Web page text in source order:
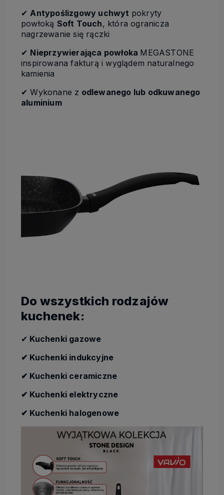
✔ Antypoślizgowy uchwyt pokryty
powłoką Soft Touch, która ogranicza
nagrzewanie się rączki
✔ Nieprzywierająca powłoka MEGASTONE
inspirowana fakturą i wyglądem naturalnego
kamienia
✔ Wykonane z odlewanego lub odkuwanego
aluminium
Do wszystkich rodzajów
kuchenek:
✔ Kuchenki gazowe
✔ Kuchenki indukcyjne
✔ Kuchenki ceramiczne
✔ Kuchenki elektryczne
✔ Kuchenki halogenowe